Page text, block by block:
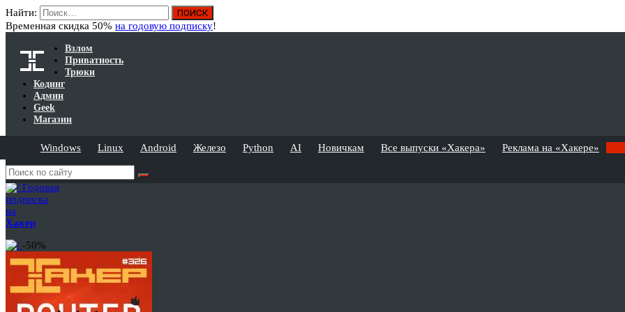
Найти:
Временная скидка 50% на годовую подписку!
Взлом
Приватность
Трюки
Кодинг
Админ
Geek
Магазин
Windows Linux Android Железо Python AI Новичкам Все выпуски «Хакера» Реклама на «Хакере»
Годовая
подписка
на
Хакер
-50%